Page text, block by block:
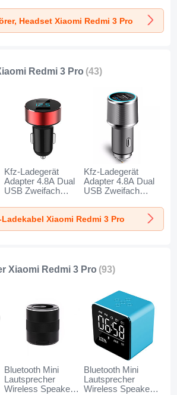
für Xiaomi Redmi 3
Pro Schwarz
für Xiaomi Redmi 3
Pro Gold
Headset Xiaomi Redmi 3 Pro
Redmi 3 Pro (43)
Kfz-Ladegerät
Adapter 4.8A Dual
USB Zweifach
Charge Universal
K07 für Xiaomi
Redmi 3 Pro Rot
Kfz-Ladegerät
Adapter 4.8A Dual
USB Zweifach
Charge Universal
K08 für Xiaomi
Redmi 3 Pro Silber
Ladekabel Xiaomi Redmi 3 Pro
Xiaomi Redmi 3 Pro (93)
Bluetooth Mini
Lautsprecher
Wireless Speaker
Bluetooth Mini
Lautsprecher
Wireless Speaker